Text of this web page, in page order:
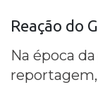
Reação do
Na época